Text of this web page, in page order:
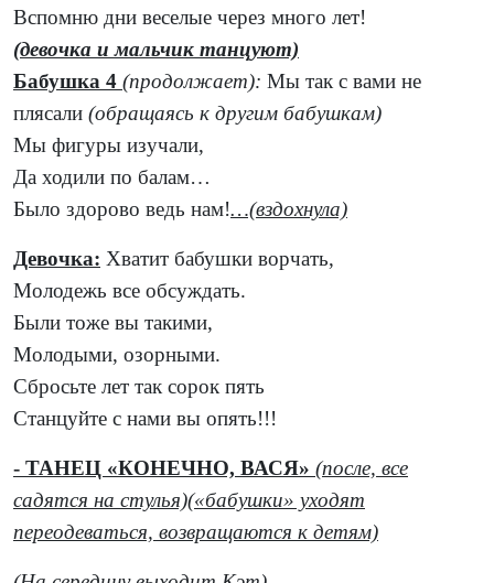
Вспомню дни веселые через много лет!
(девочка и мальчик танцуют)
Бабушка 4 (продолжает): Мы так с вами не
плясали (обращаясь к другим бабушкам)
Мы фигуры изучали,
Да ходили по балам…
Было здорово ведь нам!…(вздохнула)
Девочка: Хватит бабушки ворчать,
Молодежь все обсуждать.
Были тоже вы такими,
Молодыми, озорными.
Сбросьте лет так сорок пять
Станцуйте с нами вы опять!!!
- ТАНЕЦ «КОНЕЧНО, ВАСЯ» (после, все
садятся на стулья)(«бабушки» уходят
переодеваться, возвращаются к детям)